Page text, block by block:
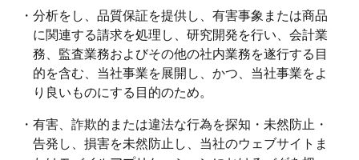
・分析をし、品質保証を提供し、有害事象または商品
に関連する請求を処理し、研究開発を行い、会計業
務、監査業務およびその他の社内業務を遂行する目
的を含む、当社事業を展開し、かつ、当社事業をよ
り良いものにする目的のため。
・有害、詐欺的または違法な行為を探知・未然防止・
告発し、損害を未然防止し、当社のウェブサイトま